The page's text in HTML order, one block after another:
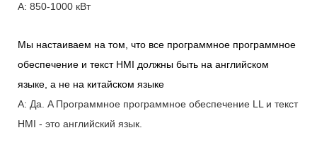
A: 850-1000 кВт
Мы настаиваем на том, что все программное программное
обеспечение и текст HMI должны быть на английском
языке, а не на китайском языке
A: Да. AПрограммное программное обеспечение LL и текст
HMI - это английский язык.